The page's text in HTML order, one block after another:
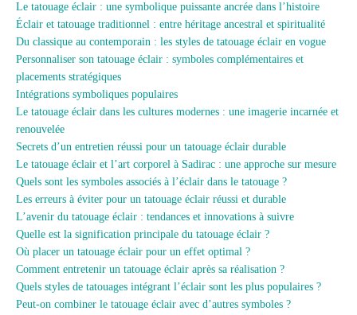
Le tatouage éclair : une symbolique puissante ancrée dans l’histoire
Éclair et tatouage traditionnel : entre héritage ancestral et spiritualité
Du classique au contemporain : les styles de tatouage éclair en vogue
Personnaliser son tatouage éclair : symboles complémentaires et
placements stratégiques
Intégrations symboliques populaires
Le tatouage éclair dans les cultures modernes : une imagerie incarnée et
renouvelée
Secrets d’un entretien réussi pour un tatouage éclair durable
Le tatouage éclair et l’art corporel à Sadirac : une approche sur mesure
Quels sont les symboles associés à l’éclair dans le tatouage ?
Les erreurs à éviter pour un tatouage éclair réussi et durable
L’avenir du tatouage éclair : tendances et innovations à suivre
Quelle est la signification principale du tatouage éclair ?
Où placer un tatouage éclair pour un effet optimal ?
Comment entretenir un tatouage éclair après sa réalisation ?
Quels styles de tatouages intégrant l’éclair sont les plus populaires ?
Peut-on combiner le tatouage éclair avec d’autres symboles ?